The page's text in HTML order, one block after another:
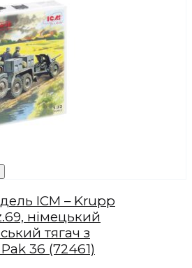
ICM – Krupp
німецький
тягач з
36 (72461)